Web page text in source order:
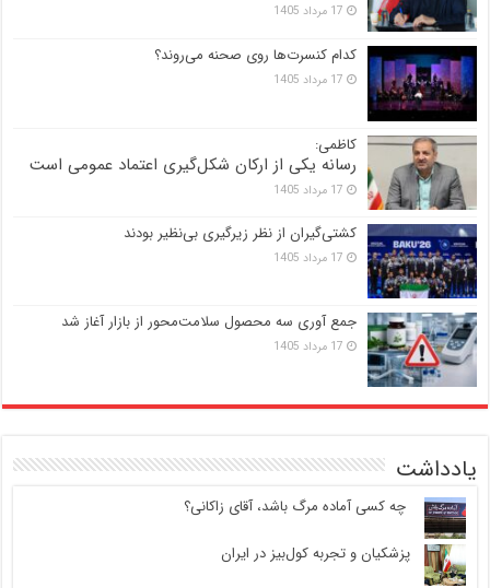
17 مرداد 1405
کدام کنسرت‌ها روی صحنه می‌روند؟
17 مرداد 1405
کاظمی:
رسانه یکی از ارکان شکل‌گیری اعتماد عمومی است
17 مرداد 1405
کشتی‌گیران از نظر زیرگیری بی‌نظیر بودند
17 مرداد 1405
جمع آوری سه محصول سلامت‌محور از بازار آغاز شد
17 مرداد 1405
یادداشت
‍ چه کسی آماده مرگ باشد، آقای زاکانی؟
پزشکیان و تجربه کول‌بیز در ایران